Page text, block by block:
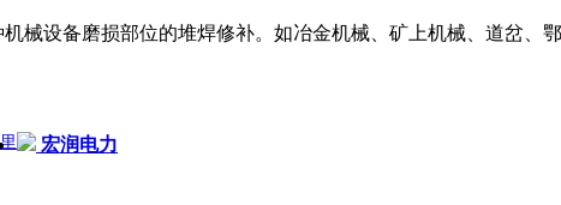
设备磨损部位的堆焊修补。如冶金机械、矿上机械、道岔、
宏润电力